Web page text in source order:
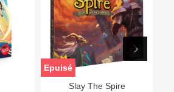
Slay The Spire
Epuisé